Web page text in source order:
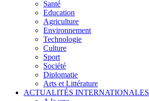
Santé
Education
Agriculture
Environnement
Technologie
Culture
Sport
Société
Diplomatie
Arts et Littérature
ACTUALITÉS INTERNATIONALES